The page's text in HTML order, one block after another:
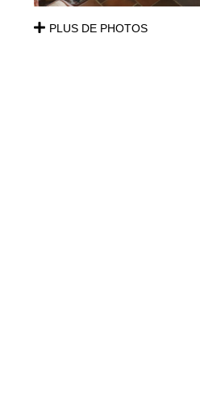
PLUS DE PHOTOS